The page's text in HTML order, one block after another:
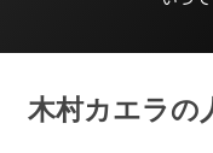
木村カエラの